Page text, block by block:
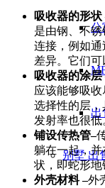
公
出
别墅出
吸收器的形状
是由钢、不
连接，例如
差异。它们可
吸收器的涂层
应该能够吸
选择性的层
发射率也很低
铺设传热管–
躺在一起，
状，即蛇形地
外壳材料 –外